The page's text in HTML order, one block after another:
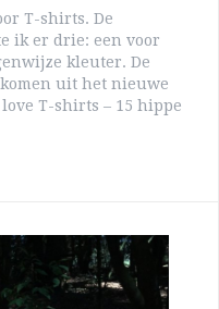
T-shirts. De
ik er drie: een voor
kleuter. De
uit het nieuwe
T-shirts – 15 hippe